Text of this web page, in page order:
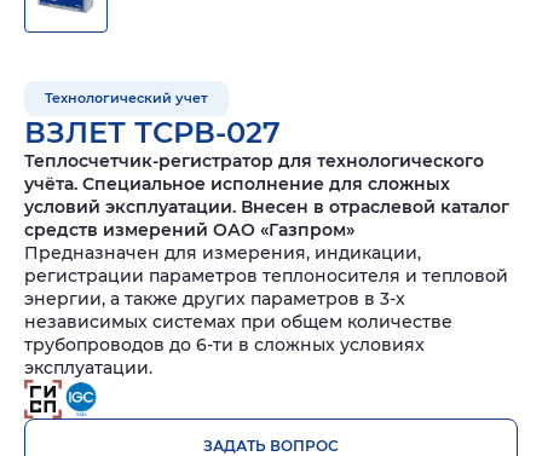
Технологический учет
ВЗЛЕТ ТСРВ-027
Теплосчетчик-регистратор для технологического
учёта. Специальное исполнение для сложных
условий эксплуатации. Внесен в отраслевой каталог
средств измерений ОАО «Газпром»
Предназначен для измерения, индикации,
регистрации параметров теплоносителя и тепловой
энергии, а также других параметров в 3-х
независимых системах при общем количестве
трубопроводов до 6-ти в сложных условиях
эксплуатации.
ЗАДАТЬ ВОПРОС